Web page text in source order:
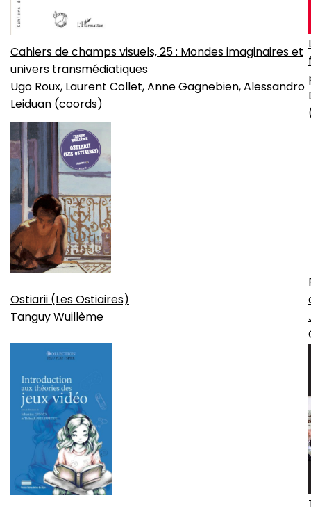
Cahiers de champs visuels, 25 : Mondes imaginaires et
univers transmédiatiques
Ugo Roux, Laurent Collet, Anne Gagnebien, Alessandro
Leiduan (coords)
Ostiarii (Les Ostiaires)
Tanguy Wuillème